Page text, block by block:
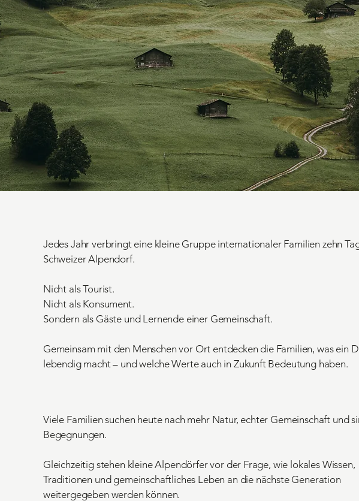
Jedes Jahr verbringt eine kleine Gruppe internationaler Familien zehn
Schweizer Alpendorf.
Nicht als Tourist.
Nicht als Konsument.
Sondern als Gäste und Lernende einer Gemeinschaft.
Gemeinsam mit den Menschen vor Ort entdecken die Familien, was ein
lebendig macht – und welche Werte auch in Zukunft Bedeutung haben.
Viele Familien suchen heute nach mehr Natur, echter Gemeinschaft und
Begegnungen.
Gleichzeitig stehen kleine Alpendörfer vor der Frage, wie lokales Wissen,
Traditionen und gemeinschaftliches Leben an die nächste Generation
weitergegeben werden können.